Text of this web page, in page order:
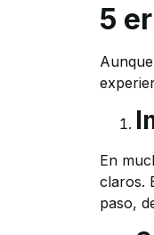
5
En
claros.
paso,